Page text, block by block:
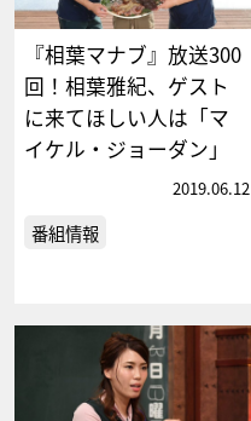
『相葉マナブ』放送300
回！相葉雅紀、ゲスト
に来てほしい人は「マ
イケル・ジョーダン」
2019.06.12
番組情報